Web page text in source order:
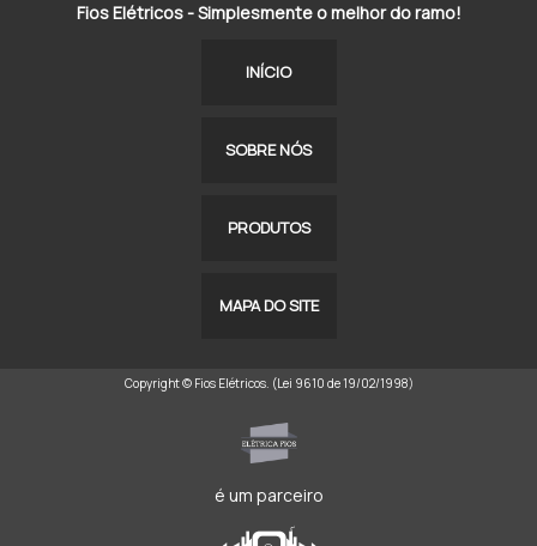
Fios Elétricos - Simplesmente o melhor do ramo!
INÍCIO
SOBRE NÓS
PRODUTOS
MAPA DO SITE
Copyright © Fios Elétricos. (Lei 9610 de 19/02/1998)
é um parceiro